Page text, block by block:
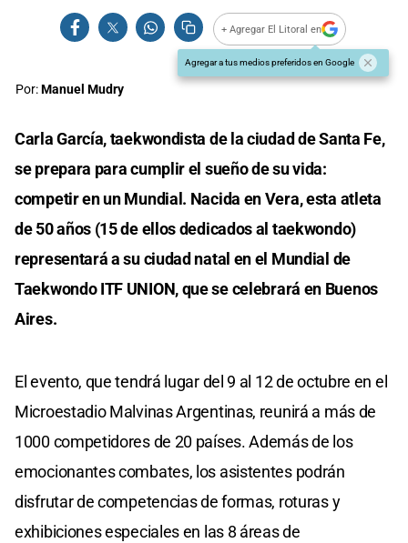
+ Agregar El Litoral en
Agregar a tus medios preferidos en Google
Por:Manuel Mudry
Carla García, taekwondista de la ciudad de Santa Fe,
se prepara para cumplir el sueño de su vida:
competir en un Mundial. Nacida en Vera, esta atleta
de 50 años (15 de ellos dedicados al taekwondo)
representará a su ciudad natal en el Mundial de
Taekwondo ITF UNION, que se celebrará en Buenos
Aires.
El evento, que tendrá lugar del 9 al 12 de octubre en el
Microestadio Malvinas Argentinas, reunirá a más de
1000 competidores de 20 países. Además de los
emocionantes combates, los asistentes podrán
disfrutar de competencias de formas, roturas y
exhibiciones especiales en las 8 áreas de